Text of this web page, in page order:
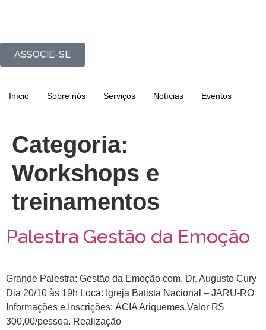
ASSOCIE-SE
Início Sobre nós Serviços Notícias Eventos
Categoria:
Workshops e
treinamentos
Palestra Gestão da Emoção
Grande Palestra: Gestão da Emoção com. Dr. Augusto Cury
Dia 20/10 às 19h Loca: Igreja Batista Nacional – JARU-RO
Informações e Inscrições: ACIA Ariquemes.Valor R$
300,00/pessoa. Realização